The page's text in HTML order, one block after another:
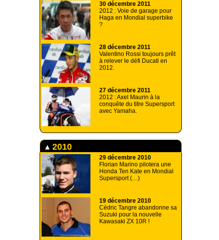
30 décembre 2011
2012 : Voie de garage pour
Haga en Mondial superbike
?
28 décembre 2011
Valentino Rossi toujours prêt
à relever le défi Ducati en
2012.
27 décembre 2011
2012 : Axel Maurin à la
conquête du titre Supersport
avec Yamaha.
2010
29 décembre 2010
Florian Marino pilotera une
Honda Ten Kate en Mondial
Supersport (…)
19 décembre 2010
Cédric Tangre abandonne sa
Suzuki pour la nouvelle
Kawasaki ZX 10R !